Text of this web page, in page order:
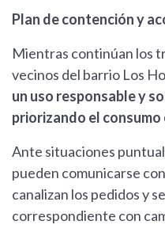
Plan de contención y
Mientras continúan los
vecinos del barrio Los
un uso responsable y
priorizando el consumo
Ante situaciones
pueden comunicarse
canalizan los pedidos y
correspondiente con